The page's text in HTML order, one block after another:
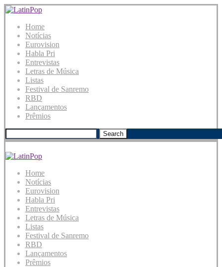
Home
Notícias
Eurovision
Habla Pri
Entrevistas
Letras de Música
Listas
Festival de Sanremo
RBD
Lançamentos
Prêmios
Search
Home
Notícias
Eurovision
Habla Pri
Entrevistas
Letras de Música
Listas
Festival de Sanremo
RBD
Lançamentos
Prêmios